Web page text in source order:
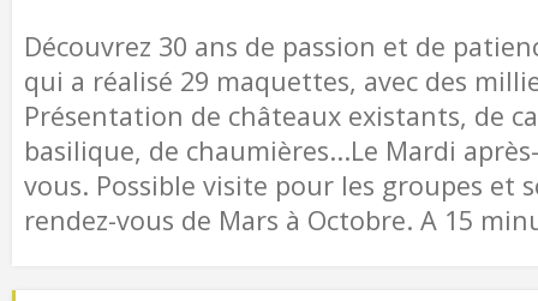
Découvrez 30 ans de passion et de
qui a réalisé 29 maquettes, avec des
Présentation de châteaux existants, de
basilique, de chaumières...Le Mardi
vous. Possible visite pour les groupes et
rendez-vous de Mars à Octobre. A 15